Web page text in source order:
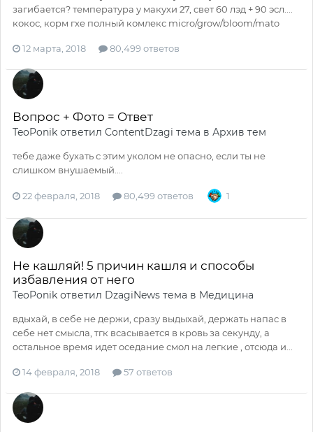
загибается? температура у макухи 27, свет 60 лэд + 90 эсл....
кокос, корм гхе полный комлекс micro/grow/bloom/mato
12 марта, 2018 80,499 ответов
Вопрос + Фото = Ответ
TeoPonik ответил ContentDzagi тема в Архив тем
тебе даже бухать с этим уколом не опасно, если ты не
слишком внушаемый....
22 февраля, 2018 80,499 ответов 1
Не кашляй! 5 причин кашля и способы
избавления от него
TeoPonik ответил DzagiNews тема в Медицина
вдыхай, в себе не держи, сразу выдыхай, держать напас в
себе нет смысла, тгк всасывается в кровь за секунду, а
остальное время идет оседание смол на легкие , отсюда и...
14 февраля, 2018 57 ответов